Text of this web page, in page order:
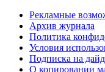
Рекламные
Архив журнала
Политика
Условия
Подписка на
О копировании